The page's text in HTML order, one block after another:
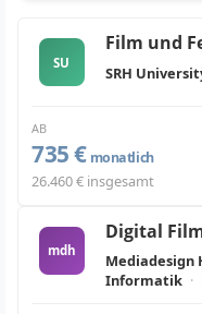
SU
Film und
SRH
AB
735 € monatlich
26.460 € insgesamt
mdh
Digital
Mediadesign
Informatik ·